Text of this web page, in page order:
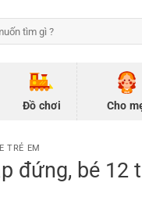
Đồ chơi Cho
TRẺ EM
đứng, bé